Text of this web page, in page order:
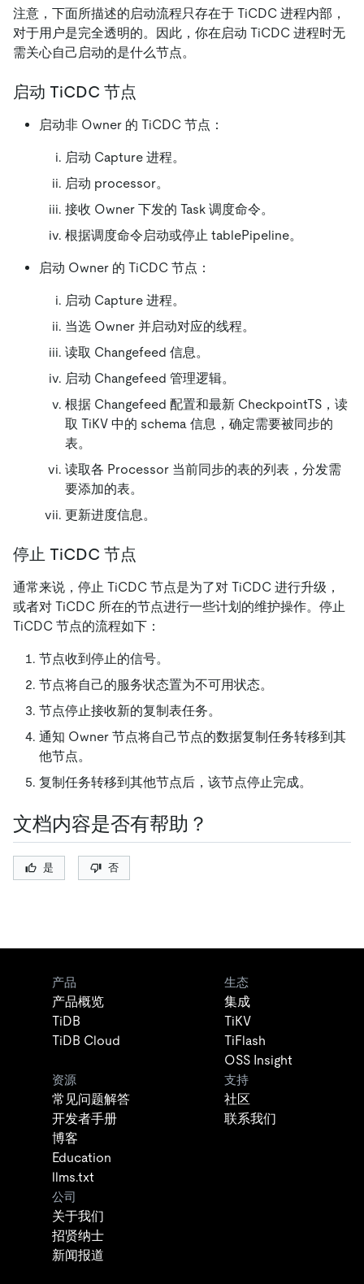
注意，下面所描述的启动流程只存在于 TiCDC 进程内部，
对于用户是完全透明的。因此，你在启动 TiCDC 进程时无
需关心自己启动的是什么节点。
启动 TiCDC 节点
启动非 Owner 的 TiCDC 节点：
启动 Capture 进程。
启动 processor。
接收 Owner 下发的 Task 调度命令。
根据调度命令启动或停止 tablePipeline。
启动 Owner 的 TiCDC 节点：
启动 Capture 进程。
当选 Owner 并启动对应的线程。
读取 Changefeed 信息。
启动 Changefeed 管理逻辑。
根据 Changefeed 配置和最新 CheckpointTS，读
取 TiKV 中的 schema 信息，确定需要被同步的
表。
读取各 Processor 当前同步的表的列表，分发需
要添加的表。
更新进度信息。
停止 TiCDC 节点
通常来说，停止 TiCDC 节点是为了对 TiCDC 进行升级，
或者对 TiCDC 所在的节点进行一些计划的维护操作。停止
TiCDC 节点的流程如下：
节点收到停止的信号。
节点将自己的服务状态置为不可用状态。
节点停止接收新的复制表任务。
通知 Owner 节点将自己节点的数据复制任务转移到其
他节点。
复制任务转移到其他节点后，该节点停止完成。
文档内容是否有帮助？
是 否
产品
产品概览
TiDB
TiDB Cloud
生态
集成
TiKV
TiFlash
OSS Insight
资源
常见问题解答
开发者手册
博客
Education
llms.txt
支持
社区
联系我们
公司
关于我们
招贤纳士
新闻报道